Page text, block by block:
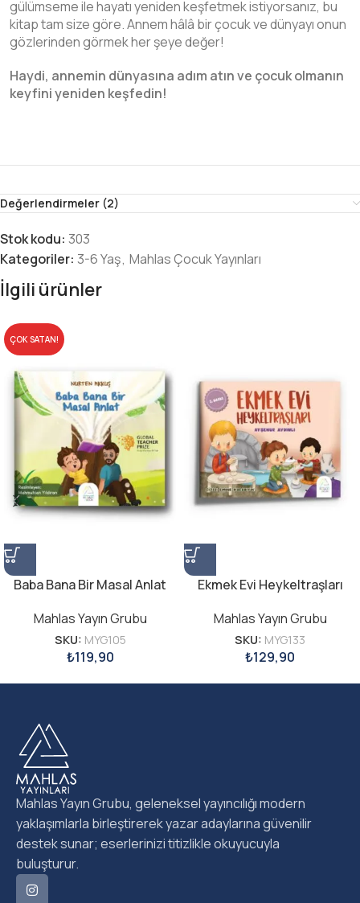
gülümseme ile hayatı yeniden keşfetmek istiyorsanız, bu
kitap tam size göre. Annem hâlâ bir çocuk ve dünyayı onun
gözlerinden görmek her şeye değer!
Haydi, annemin dünyasına adım atın ve çocuk olmanın
keyfini yeniden keşfedin!
Değerlendirmeler (2)
Stok kodu: 303
Kategoriler: 3-6 Yaş, Mahlas Çocuk Yayınları
İlgili ürünler
ÇOK SATAN!
Baba Bana Bir Masal Anlat
Mahlas Yayın Grubu
SKU: MYG105
₺119,90
Ekmek Evi Heykeltraşları
Mahlas Yayın Grubu
SKU: MYG133
₺129,90
Mahlas Yayın Grubu, geleneksel yayıncılığı modern
yaklaşımlarla birleştirerek yazar adaylarına güvenilir
destek sunar; eserlerinizi titizlikle okuyucuyla
buluşturur.